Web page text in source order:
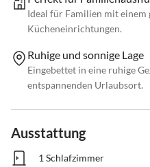
Ideal für Familien mit
Kücheneinrichtungen.
Ruhige und sonnige Lage
Eingebettet in eine ruhige
entspannenden Urlaubsort.
Ausstattung
1 Schlafzimmer